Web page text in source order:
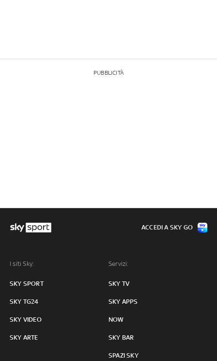
PUBBLICITÀ
I siti Sky:
SKY SPORT
SKY TG24
SKY VIDEO
SKY ARTE
Servizi:
SKY TV
SKY APPS
NOW
SKY BAR
SPAZI SKY
ACCEDI A SKY GO